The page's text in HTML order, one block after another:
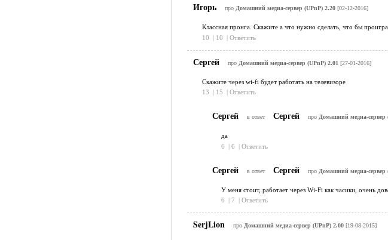
Игорь про Домашний медиа-сервер (UPnP) 2.20[02-12-2016]
Классная пронга. Скажите а что нужно сделать, что бы
10
| 10 | Ответить
Сергей про Домашний медиа-сервер (UPnP) 2.01 [27-01-2016]
Скажите через wi-fi будет работать на телевизоре
13
| 15 | Ответить
Сергей в ответ Сергей про Домашний медиа-сервер
да
6
| 6 | Ответить
Сергей в ответ Сергей про Домашний медиа-сервер
У меня стоит, работает через Wi-Fi как часики, очень
6
| 7 | Ответить
SerjLion про Домашний медиа-сервер (UPnP) 2.00[19-08-2015]